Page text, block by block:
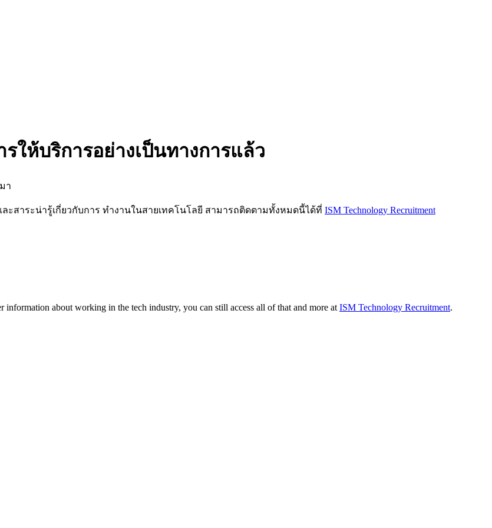
ให้บริการอย่างเป็นทางการแล้ว
า
สาระน่ารู้เกี่ยวกับการ ทำงานในสายเทคโนโลยี สามารถติดตามทั้งหมดนี้ได้ที่ ISM Technology Recruitment
about working in the tech industry, you can still access all of that and more at ISM Technology Recruitment.